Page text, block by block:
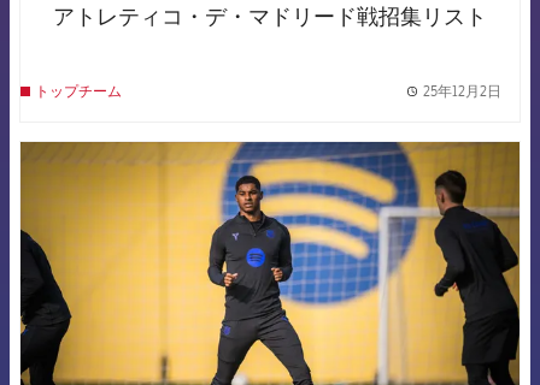
アトレティコ・デ・マドリード戦招集リスト
トップチーム 25年12月2日
FCB Barcelona badge